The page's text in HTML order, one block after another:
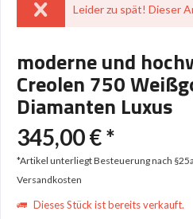
Leider zu spät! Dieser
moderne und
Creolen 750
Diamanten Luxus
345,00 € *
*Artikel unterliegt Besteuerung nach
Versandkosten
Dieses Stück ist bereits verkauft.